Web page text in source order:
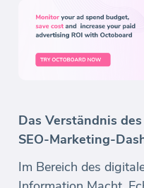
Das Verständnis
SEO-Marketing-
Im Bereich des